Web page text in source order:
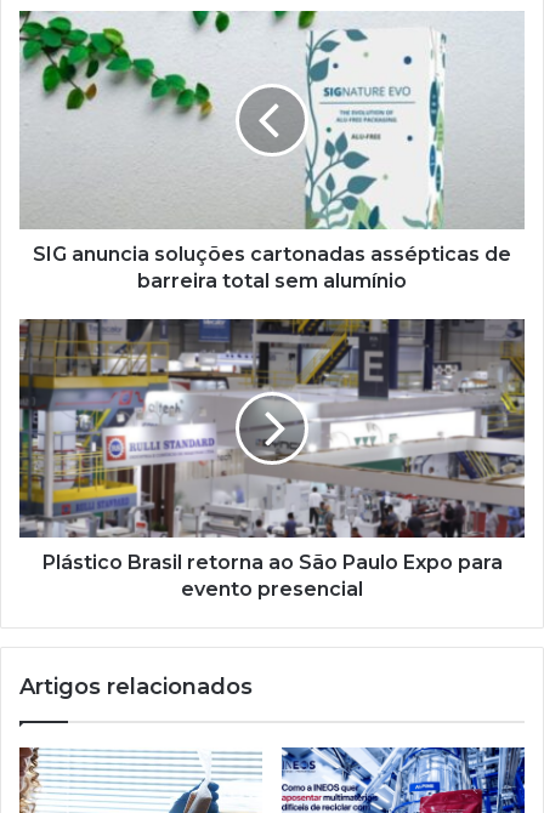
SIG
anuncia
soluções
cartonadas
assépticas
sem
alumínio
SIG anuncia soluções cartonadas assépticas de
barreira total sem alumínio
Plástico
Brasil
retorna
ao
São
Paulo
Expo
para
evento
presencial
Plástico Brasil retorna ao São Paulo Expo para
evento presencial
Artigos relacionados